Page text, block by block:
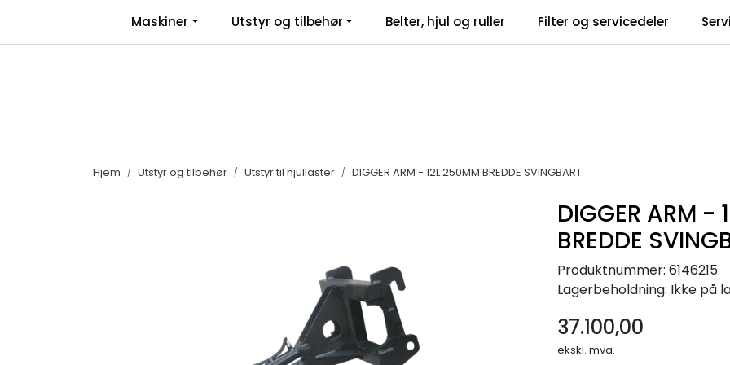
Facebook | Salgsbetingelser | Nyhetsbrev
Maskiner Utstyr og tilbehør Belter, hjul og ruller Filter og servicedeler
Hjem Utstyr og tilbehør Utstyr til hjullaster DIGGER ARM - 12L 250MM BREDDE SVINGBART
DIGGER ARM -
BREDDE
Produktnummer: 6146215
Lagerbeholdning: Ikke på
37.100,00
ekskl. mva.